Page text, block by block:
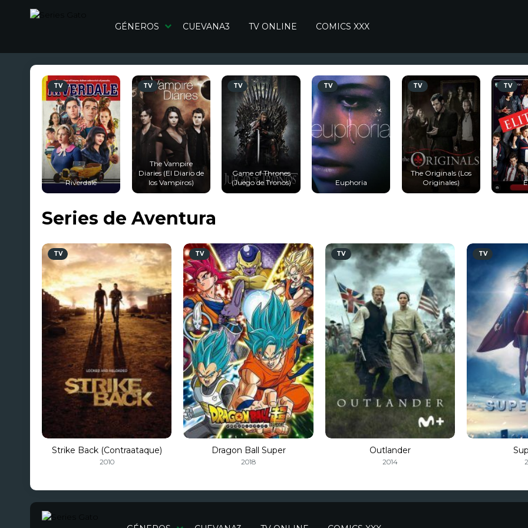
GÉNEROS CUEVANA3 TV ONLINE COMICS XXX
TV
Riverdale
TV
The Vampire
Diaries (El Diario de
los Vampiros)
TV
Game of Thrones
(Juego de Tronos)
TV
Euphoria
TV
The Originals (Los
Originales)
TV
Series de Aventura
TV
Strike Back (Contraataque)
2010
TV
Dragon Ball Super
2018
TV
Outlander
2014
TV